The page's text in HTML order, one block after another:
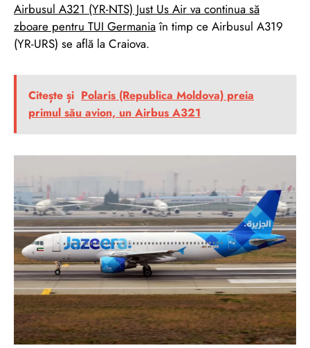
Airbusul A321 (YR-NTS) Just Us Air va continua să
zboare pentru TUI Germaniaîn timp ce Airbusul A319
(YR-URS) se află la Craiova.
Citește și Polaris (Republica Moldova) preia
primul său avion, un Airbus A321